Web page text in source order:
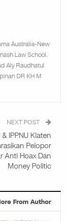
Australia-New
Law School.
Aly Raudhatul
DR KH M
NEXT POST
& IPPNU Klaten
Pelopor
Anti Hoax Dan
Money Politic
From Author